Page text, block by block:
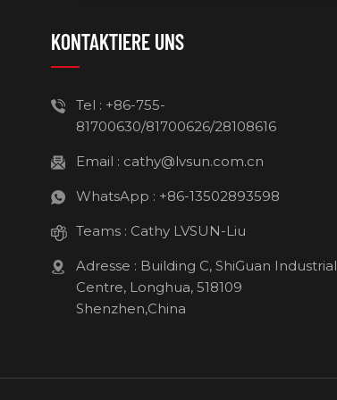
KONTAKTIERE UNS
Tel : +86-755-
81700630/81700626/28108616
Email : cathy@lvsun.com.cn
WhatsApp : +86-13502893598
Teams : Cathy LVSUN-Liu
Adresse : Building C, ShiGuan Industrial
Centre, Longhua, 518109
Shenzhen,China